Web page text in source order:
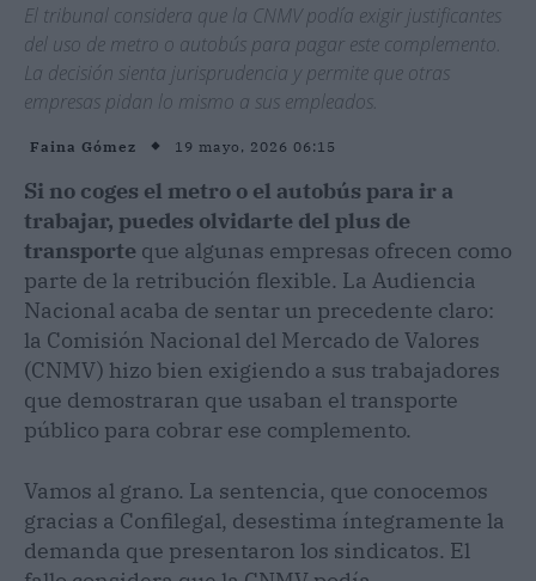
El tribunal considera que la CNMV podía exigir justificantes
del uso de metro o autobús para pagar este complemento.
La decisión sienta jurisprudencia y permite que otras
empresas pidan lo mismo a sus empleados.
Faina Gómez 19 mayo, 2026 06:15
Si no coges el metro o el autobús para ir a
trabajar, puedes olvidarte del plus de
transporte que algunas empresas ofrecen como
parte de la retribución flexible. La Audiencia
Nacional acaba de sentar un precedente claro:
la Comisión Nacional del Mercado de Valores
(CNMV) hizo bien exigiendo a sus trabajadores
que demostraran que usaban el transporte
público para cobrar ese complemento.
Vamos al grano. La sentencia, que conocemos
gracias a Confilegal, desestima íntegramente la
demanda que presentaron los sindicatos. El